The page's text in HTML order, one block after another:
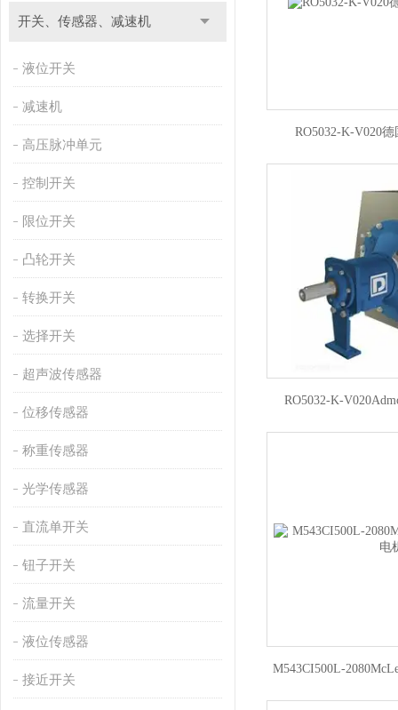
开关、传感器、减速机
液位开关
减速机
高压脉冲单元
控制开关
限位开关
凸轮开关
转换开关
选择开关
超声波传感器
位移传感器
称重传感器
光学传感器
直流单开关
钮子开关
流量开关
液位传感器
接近开关
RO5032-K-V020
RO5032-K-
M543CI500L-